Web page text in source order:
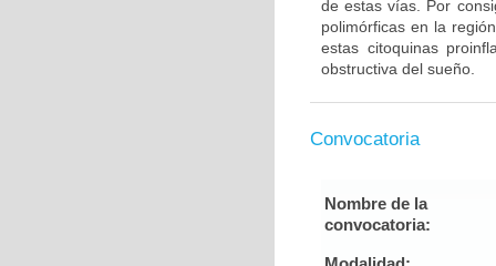
de estas vías. Por
polimórficas en la
estas citoquinas
obstructiva del sueño.
Convocatoria
Nombre de la
convocatoria: